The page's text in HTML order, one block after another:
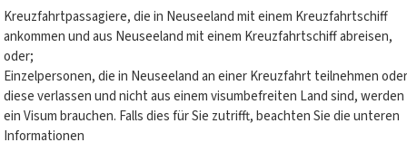
Kreuzfahrtpassagiere, die in Neuseeland mit einem Kreuzfahrtschiff
ankommen und aus Neuseeland mit einem Kreuzfahrtschiff abreisen,
oder;
Einzelpersonen, die in Neuseeland an einer Kreuzfahrt teilnehmen oder
diese verlassen und nicht aus einem visumbefreiten Land sind, werden
ein Visum brauchen. Falls dies für Sie zutrifft, beachten Sie die unteren
Informationen